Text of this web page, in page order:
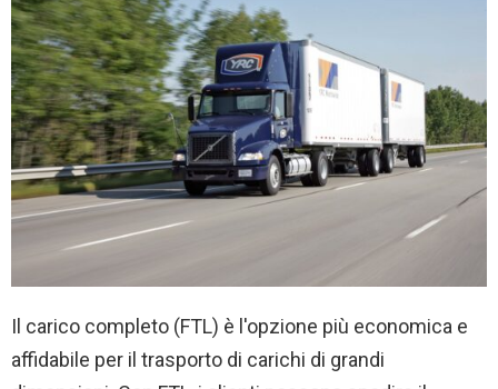
Il carico completo (FTL) è l'opzione più economica e
affidabile per il trasporto di carichi di grandi